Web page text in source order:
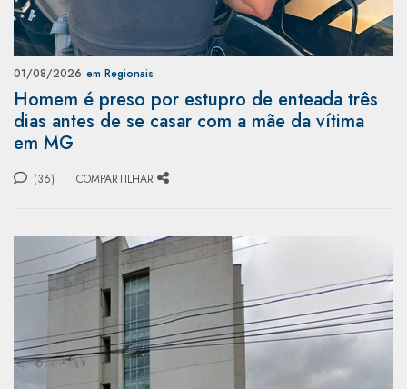
01/08/2026 em Regionais
Homem é preso por estupro de enteada três
dias antes de se casar com a mãe da vítima
em MG
(36) COMPARTILHAR